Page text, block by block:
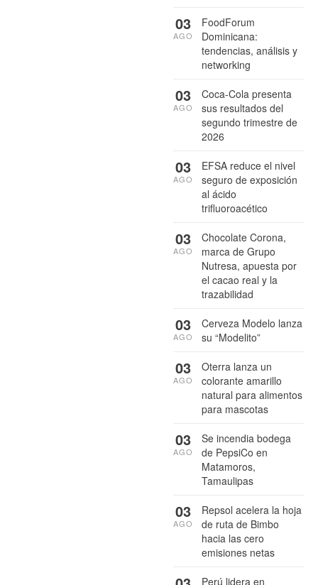
FoodForum
Dominicana:
tendencias, análisis y
networking
03
AGO
Coca-Cola presenta
sus resultados del
segundo trimestre de
2026
03
AGO
EFSA reduce el nivel
seguro de exposición
al ácido
trifluoroacético
03
AGO
Chocolate Corona,
marca de Grupo
Nutresa, apuesta por
el cacao real y la
trazabilidad
03
AGO
Cerveza Modelo lanza
su “Modelito”
03
AGO
Oterra lanza un
colorante amarillo
natural para alimentos
para mascotas
03
AGO
Se incendia bodega
de PepsiCo en
Matamoros,
Tamaulipas
03
AGO
Repsol acelera la hoja
de ruta de Bimbo
hacia las cero
emisiones netas
03
AGO
Perú lidera en